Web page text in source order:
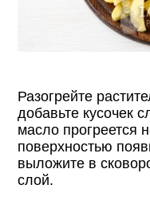
Разогрейте
добавьте кусочек
масло прогреется
поверхностью
выложите в
слой.